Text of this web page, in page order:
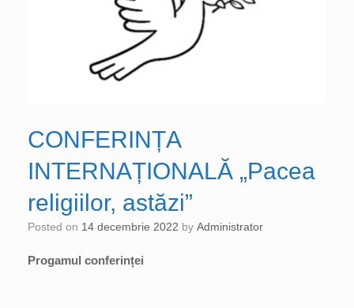
CONFERINȚA
INTERNAȚIONALĂ „Pacea
religiilor, astăzi”
Posted on 14 decembrie 2022 by Administrator
Progamul conferinței